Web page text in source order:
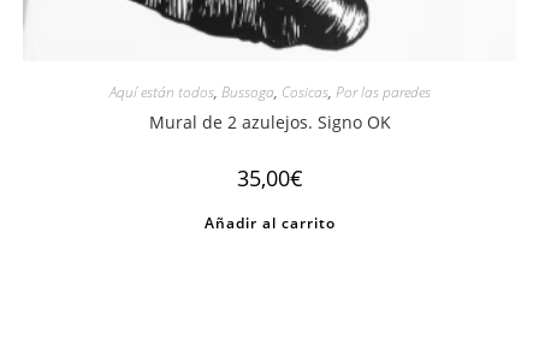
Aquí están todos, Bussoga, Cosicas, Por las paredes
Mural de 2 azulejos. Signo OK
35,00€
Añadir al carrito